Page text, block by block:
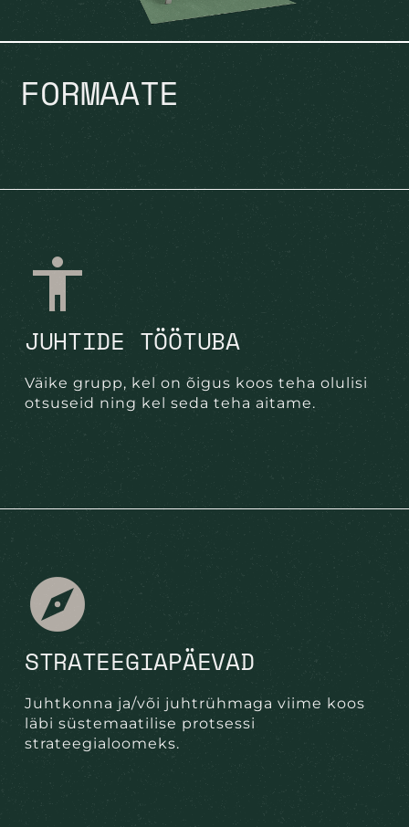
FORMAATE
JUHTIDE TÖÖTUBA
Väike grupp, kel on õigus koos teha olulisi
otsuseid ning kel seda teha aitame.
STRATEEGIAPÄEVAD
Juhtkonna ja/või juhtrühmaga viime koos
läbi süstemaatilise protsessi
strateegialoomeks.